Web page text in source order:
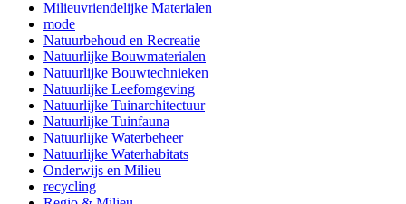
Milieuvriendelijke Materialen
mode
Natuurbehoud en Recreatie
Natuurlijke Bouwmaterialen
Natuurlijke Bouwtechnieken
Natuurlijke Leefomgeving
Natuurlijke Tuinarchitectuur
Natuurlijke Tuinfauna
Natuurlijke Waterbeheer
Natuurlijke Waterhabitats
Onderwijs en Milieu
recycling